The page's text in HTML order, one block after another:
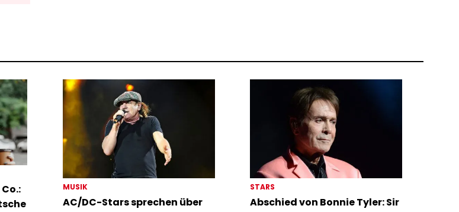
MUSIK
AC/DC-Stars sprechen über
STARS
Abschied von Bonnie Tyler: Sir